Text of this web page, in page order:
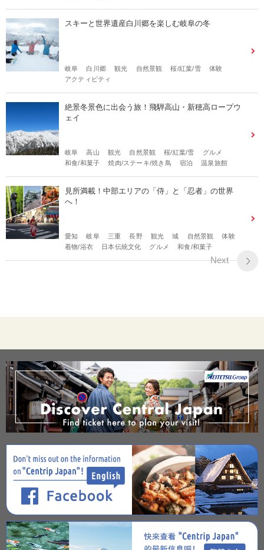
スキーと世界遺産白川郷を楽しむ岐阜の冬
岐阜 白川郷 観光 自然景観 桜/紅葉/雪
体験
アクティビティ
絶景冬景色に出会う旅！飛騨高山・新穂高ロープウ
ェイ
岐阜 高山 観光 自然景観 桜/紅葉/雪
グルメ
和食/和菓子
焼肉/ステーキ/焼き鳥 宿泊 温泉旅館
見所満載！中部エリアの「侍」と「忍者」の世界
へ！
愛知 岐阜 三重 長野 観光 城 自然景観
体験
着物/浴衣
日本伝統文化 グルメ 和食/和菓子
Next